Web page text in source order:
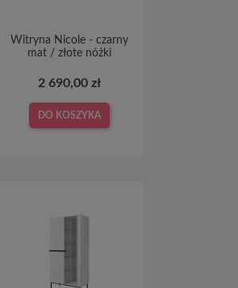
Witryna Nicole - czarny
mat / złote nóżki
2 690,00 zł
DO KOSZYKA